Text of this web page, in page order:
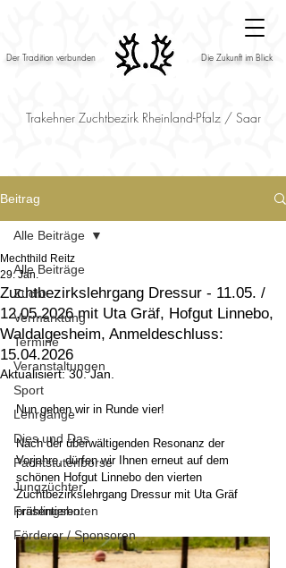
Der Tradition verbunden Die Zukunft im Blick
Trakehner Zuchtbezirk Rheinland-Pfalz / Saar
Beitrag
Alle Beiträge
Zucht
Vermarktung
Termine
Veranstaltungen
Sport
Lehrgänge
Dies und Das
Pachtstutenbörse
Jungzüchter
Frühlingsboten
Förderer / Sponsoren
Alle Beiträge
Zuchtbezirkslehrgang Dressur - 11.05. /
12.05.2026 mit Uta Gräf, Hofgut Linnebo,
Waldalgesheim, Anmeldeschluss:
15.04.2026
Mechthild Reitz
29. Jan.
Aktualisiert:30. Jan.
Nun gehen wir in Runde vier!
Nach der überwältigenden Resonanz der
Vorjahre, dürfen wir Ihnen erneut auf dem
schönen Hofgut Linnebo den vierten
Zuchtbezirkslehrgang Dressur mit Uta Gräf
präsentieren.